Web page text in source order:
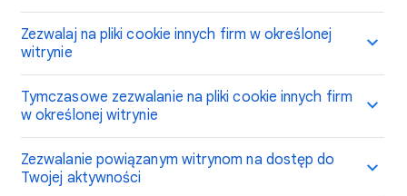
Zezwalaj na pliki cookie innych firm w określonej
witrynie
Tymczasowe zezwalanie na pliki cookie innych firm
w określonej witrynie
Zezwalanie powiązanym witrynom na dostęp do
Twojej aktywności